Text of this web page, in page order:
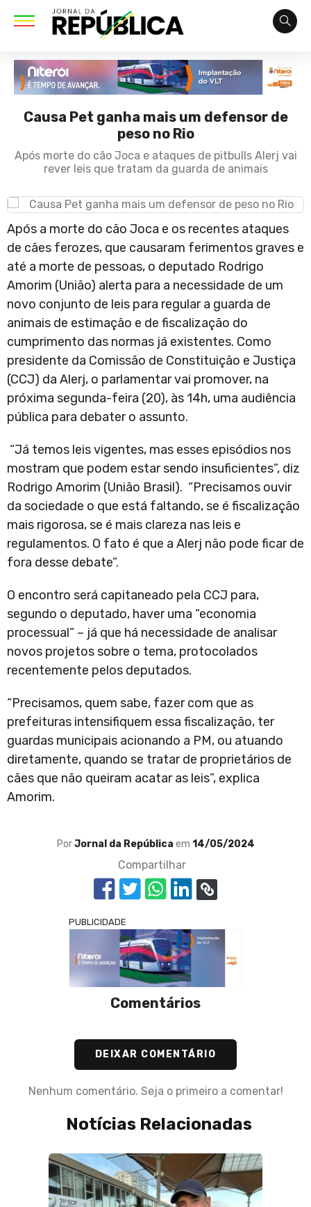
Causa Pet ganha mais um defensor de
peso no Rio
Após morte do cão Joca e ataques de pitbulls Alerj vai
rever leis que tratam da guarda de animais
Após a morte do cão Joca e os recentes ataques
de cães ferozes, que causaram ferimentos graves e
até a morte de pessoas, o deputado Rodrigo
Amorim (União) alerta para a necessidade de um
novo conjunto de leis para regular a guarda de
animais de estimação e de fiscalização do
cumprimento das normas já existentes. Como
presidente da Comissão de Constituição e Justiça
(CCJ) da Alerj, o parlamentar vai promover, na
próxima segunda-feira (20), às 14h, uma audiência
pública para debater o assunto.
“Já temos leis vigentes, mas esses episódios nos
mostram que podem estar sendo insuficientes”, diz
Rodrigo Amorim (União Brasil). “Precisamos ouvir
da sociedade o que está faltando, se é fiscalização
mais rigorosa, se é mais clareza nas leis e
regulamentos. O fato é que a Alerj não pode ficar de
fora desse debate”.
O encontro será capitaneado pela CCJ para,
segundo o deputado, haver uma “economia
processual” – já que há necessidade de analisar
novos projetos sobre o tema, protocolados
recentemente pelos deputados.
“Precisamos, quem sabe, fazer com que as
prefeituras intensifiquem essa fiscalização, ter
guardas municipais acionando a PM, ou atuando
diretamente, quando se tratar de proprietários de
cães que não queiram acatar as leis”, explica
Amorim.
PorJornal da República em 14/05/2024
Compartilhar
PUBLICIDADE
Comentários
DEIXAR COMENTÁRIO
Nenhum comentário. Seja o primeiro a comentar!
Notícias Relacionadas